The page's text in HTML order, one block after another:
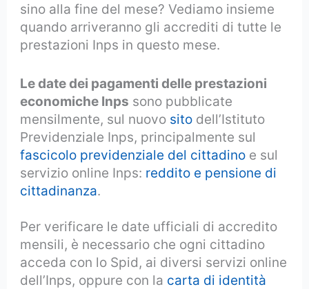
sino alla fine del mese? Vediamo insieme
quando arriveranno gli accrediti di tutte le
prestazioni Inps in questo mese.
Le date dei pagamenti delle prestazioni
economiche Inps sono pubblicate
mensilmente, sul nuovo sito dell’Istituto
Previdenziale Inps, principalmente sul
fascicolo previdenziale del cittadino e sul
servizio online Inps: reddito e pensione di
cittadinanza.
Per verificare le date ufficiali di accredito
mensili, è necessario che ogni cittadino
acceda con lo Spid, ai diversi servizi online
dell’Inps, oppure con la carta di identità